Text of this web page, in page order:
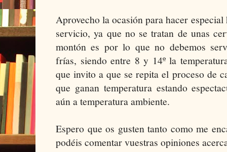
Aprovecho la ocasión para hacer
servicio, ya que no se tratan de unas
montón es por lo que no debemos
frías, siendo entre 8 y 14º la
que invito a que se repita el proceso de
que ganan temperatura estando
aún a temperatura ambiente.
Espero que os gusten tanto como me
podéis comentar vuestras opiniones